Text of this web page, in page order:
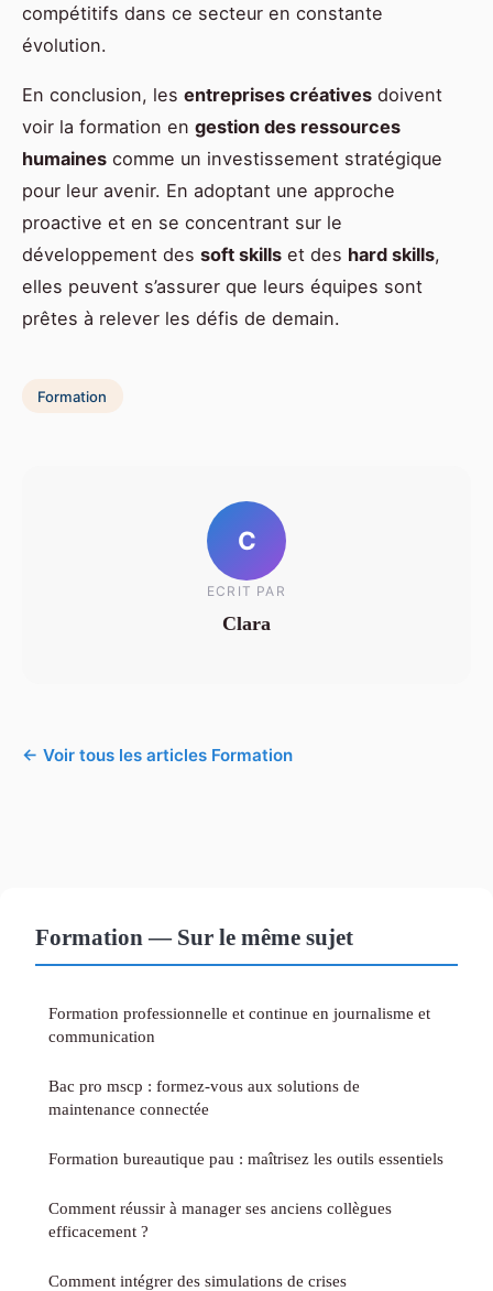
compétitifs dans ce secteur en constante
évolution.
En conclusion, les entreprises créatives doivent
voir la formation en gestion des ressources
humaines comme un investissement stratégique
pour leur avenir. En adoptant une approche
proactive et en se concentrant sur le
développement des soft skills et des hard skills,
elles peuvent s’assurer que leurs équipes sont
prêtes à relever les défis de demain.
Formation
C
ECRIT PAR
Clara
← Voir tous les articles Formation
Formation — Sur le même sujet
Formation professionnelle et continue en journalisme et
communication
Bac pro mscp : formez-vous aux solutions de
maintenance connectée
Formation bureautique pau : maîtrisez les outils essentiels
Comment réussir à manager ses anciens collègues
efficacement ?
Comment intégrer des simulations de crises